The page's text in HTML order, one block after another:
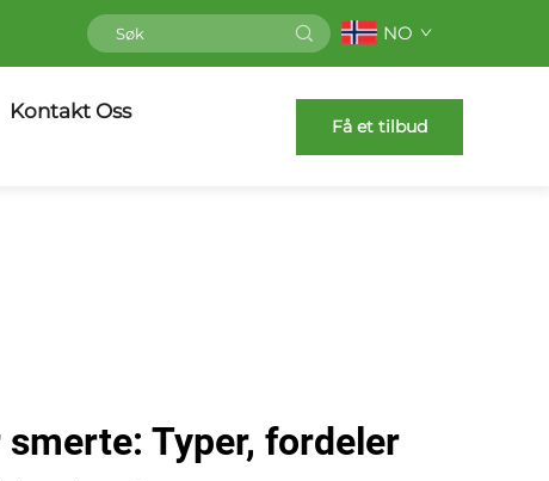
NO
Kontakt Oss
Få et tilbud
Typer, fordeler